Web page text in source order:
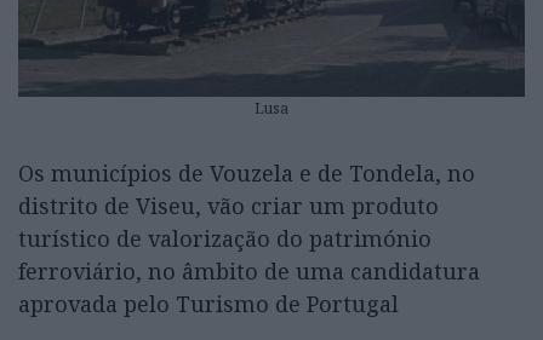
Lusa
Os municípios de Vouzela e de Tondela, no
distrito de Viseu, vão criar um produto
turístico de valorização do património
ferroviário, no âmbito de uma candidatura
aprovada pelo Turismo de Portugal